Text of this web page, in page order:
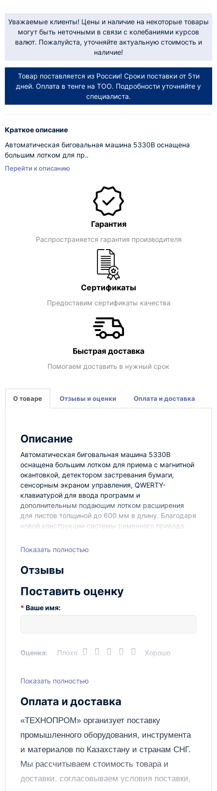
Уважаемые клиенты! Цены и наличие на некоторые товары
могут быть неточными в связи с колебаниями курсов
валют. Пожалуйста, уточняйте актуальную стоимость и
наличие!
Товар поставляется из России! Сроки поставки от 5ти
дней. Оплата в тенге на ТОО. Подробности уточняйте у
специалиста.
Краткое описание
Автоматическая биговальная машина 5330B оснащена
большим лотком для пр..
Перейти к описанию
Гарантия
Распространяется гарантия производителя
Сертификаты
Предоставим сертификаты качества
Быстрая доставка
Помогаем доставить в нужный срок
О товаре Отзывы и оценки Оплата и доставка
Описание
Автоматическая биговальная машина 5330B
оснащена большим лотком для приема с магнитной
окантовкой, детектором застревания бумаги,
сенсорным экраном управления, QWERTY-
клавиатурой для ввода программ и
дополнительным подающим лотком расширения
для листов толщиной до 600 мм в длину. Благодаря
новой конструкции системы ременного привода
увеличить скорость подачи.
Особенности:
- Регулируемые отверстия для подачи сжатого
- Регулируемая частота скорости подачи
подачи
Показать полностью
Отзывы
Поставить оценку
Ваше имя:
Оценка: Плохо Хорошо
Написать отзыв
Показать полностью
Оплата и доставка
«ТЕХНОПРОМ» организует поставку
промышленного оборудования, инструмента
и материалов по Казахстану и странам СНГ.
Мы рассчитываем стоимость товара и
доставки, согласовываем условия поставки,